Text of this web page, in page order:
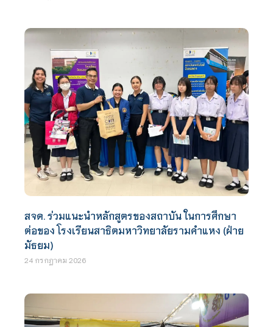
สจด. ร่วมแนะนำหลักสูตรของสถาบัน ในการศึกษา
ต่อของ โรงเรียนสาธิตมหาวิทยาลัยรามคำแหง (ฝ่าย
มัธยม)
24 กรกฎาคม 2026